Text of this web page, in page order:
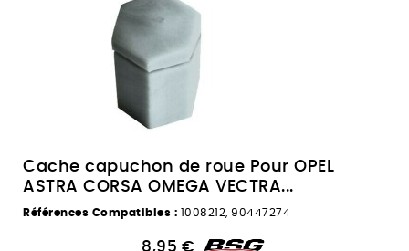
Cache capuchon de roue Pour OPEL
ASTRA CORSA OMEGA VECTRA...
Références Compatibles : 1008212, 90447274
8,95 €